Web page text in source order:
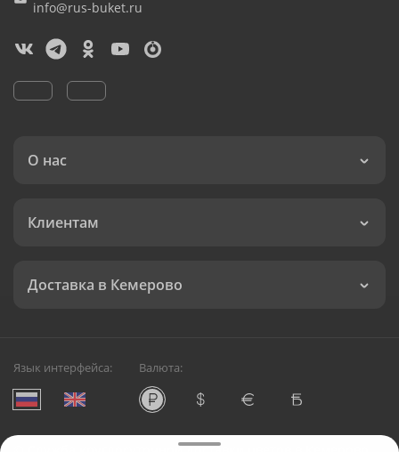
info@rus-buket.ru
О нас
Клиентам
Доставка в Кемерово
Язык интерфейса: Валюта: